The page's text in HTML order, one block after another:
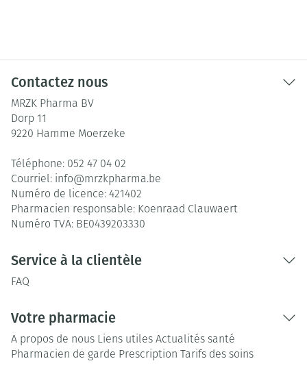
Contactez nous
MRZK Pharma BV
Dorp 11
9220 Hamme Moerzeke
Téléphone: 052 47 04 02
Courriel: info@mrzkpharma.be
Numéro de licence: 421402
Pharmacien responsable: Koenraad Clauwaert
Numéro TVA: BE0439203330
Service à la clientèle
FAQ
Votre pharmacie
A propos de nous Liens utiles Actualités santé
Pharmacien de garde Prescription Tarifs des soins